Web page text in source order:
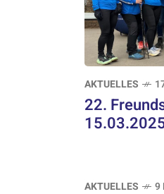
AKTUELLES
22.
AKTUELLES 9